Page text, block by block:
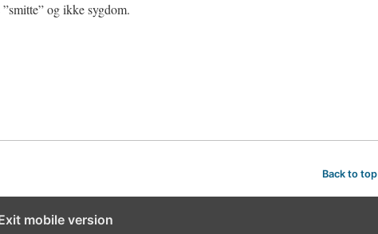
og ikke sygdom.
Back to top
mobile version